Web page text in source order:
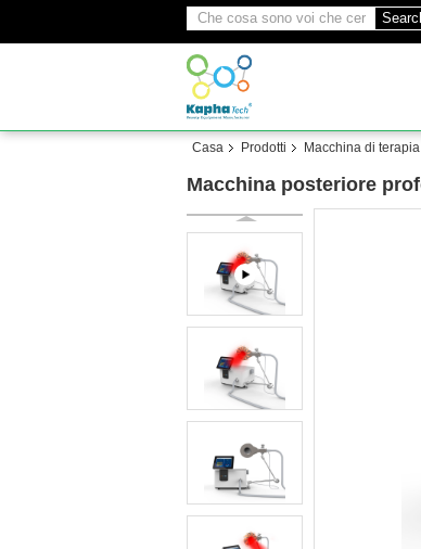
Casa Prodotti Macchina di
Macchina posteriore